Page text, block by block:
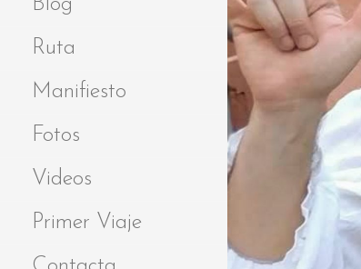
i
d
o
Ruta
Manifiesto
Fotos
Videos
Primer Viaje